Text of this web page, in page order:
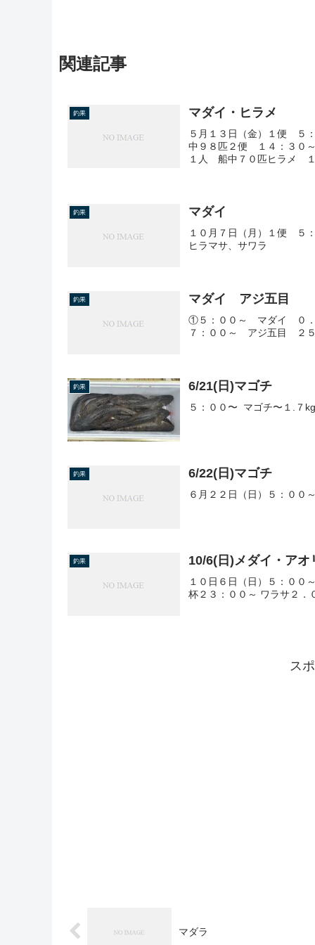
関連記事
釣果 マダイ・ヒラメ
５月１３日（金）１便 ５
中９８匹２便 １４：３０
１人 船中７０匹ヒラメ
釣果 マダイ
１０月７日（月）１便 ５
ヒラマサ、サワラ
釣果 マダイ アジ五目
①５：００～ マダイ ０
７：００～ アジ五目 ２
釣果 6/21(日)マゴチ
５：００〜 マゴチ〜１.７
釣果 6/22(日)マゴチ
６月２２日（日）５：００
釣果 10/6(日)メダイ・アオ
１０日６日（日）５：００
杯２３：００～ ワラサ２．
ス
マダラ